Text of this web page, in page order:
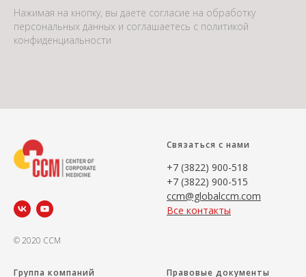
Нажимая на кнопку, вы даете согласие на обработку
персональных данных и соглашаетесь c политикой
конфиденциальности
© 2020 CCM
Связаться с нами
+7 (3822) 900-518
+7 (3822) 900-515
ccm@globalccm.com
Все контакты
Группа компаний Правовые документы